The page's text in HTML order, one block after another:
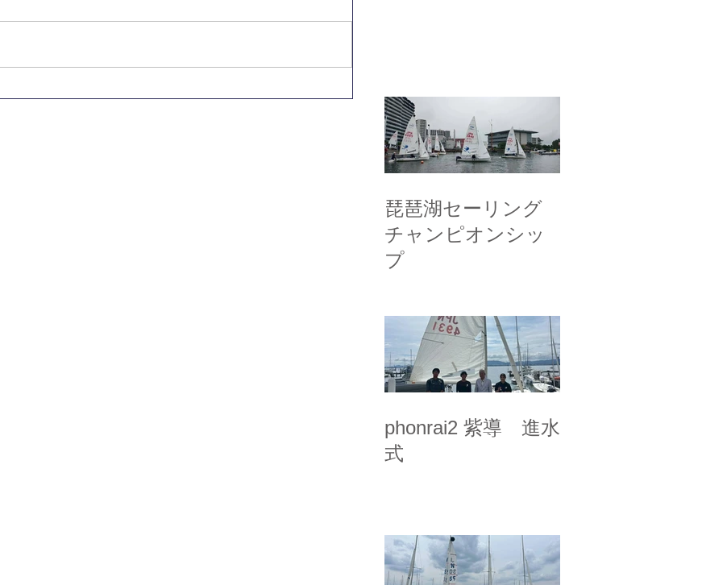
琵琶湖セーリング
チャンピオンシッ
プ
phonrai2 紫導 進水
式